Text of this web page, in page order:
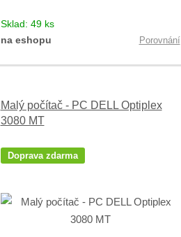
Sklad: 49 ks
na eshopu
Porovnání
Malý počítač - PC DELL Optiplex
3080 MT
Doprava zdarma